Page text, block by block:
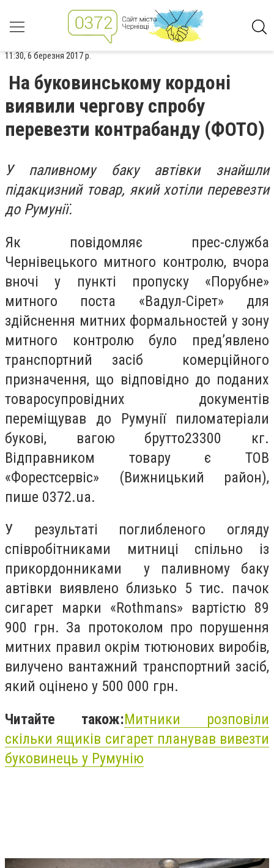
11:30, 6 березня 2017 р.
На буковинському кордоні
виявили чергову спробу
перевезти контрабанду (ФОТО)
У паливному баку автівки знайшли
підакцизний товар, який хотіли перевезти
до Румунії.
Як повідомляє прес-служба
Чернівецького митного контролю, вчора
вночі у пункті пропуску «Порубне»
митного поста «Вадул-Сірет» для
здійснення митних формальностей у зону
митного контролю було пред’явлено
транспортний засіб комерційного
призначення, що відповідно до поданих
товаросупровідних документів
переміщував до Румунії пиломатеріали
букові, вагою брутто23300 кг.
Відправником товару є ТОВ
«Форестсервіс» (Вижницький район),
пише 0372.ua.
У результаті поглибленого огляду
співробітниками митниці спільно із
прикордонниками у паливному баку
автівки виявлено близько 5 тис. пачок
сигарет марки «Rothmans» вартістю 89
900 грн. За протоколом про порушення
митних правил окрім тютюнових виробів,
вилучено вантажний транспортний засіб,
який оцінено у 500 000 грн.
Читайте також:Митники розповіли
скільки ящиків сигарет планував вивезти
буковинець у Румунію